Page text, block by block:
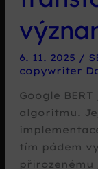
6. 11. 2025 /
copywriter
Google
algoritmu.
tím pádem
přirozenému